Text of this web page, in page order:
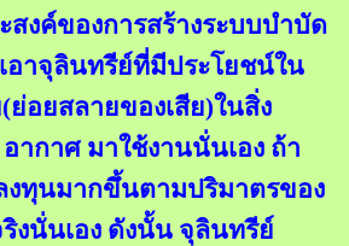
สงค์ของการสร้างระบบบำบัด
อาจุลินทรีย์ที่มีประโยชน์ใน
ย่อยสลายของเสีย)ในสิ่ง
ากาศ มาใช้งานนั่นเอง ถ้า
งทุนมากขึ้นตามปริมาตรของ
งนั่นเอง ดังนั้น จุลินทรีย์